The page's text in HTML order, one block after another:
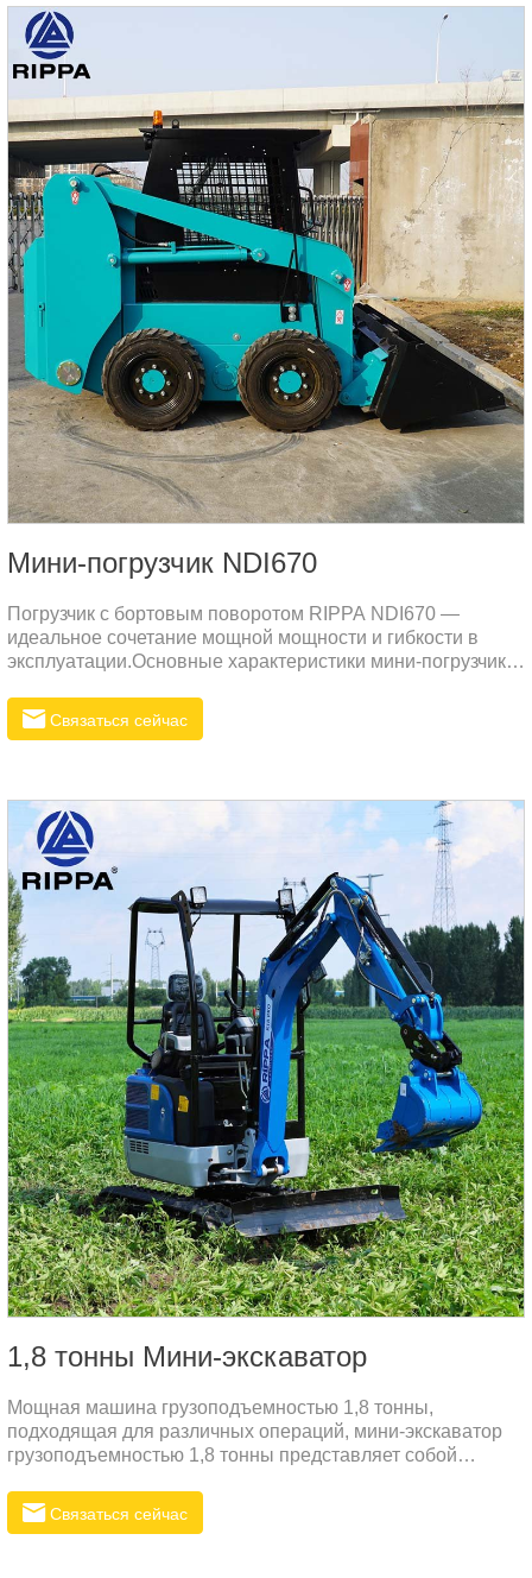
продуктаПараметрЗначениеМОДЕЛЬR330Общий
вес:2000 кгДлина транспортировки 4000 ммШирина
транспортировки1150 ммВысота транспортировки 2850
ммМакс. радиус копания3850 ммМакс. глубина
копания2050 ммМакс. высота копания3300 ммМакс.
Мини-погрузчик NDI670
Погрузчик с бортовым поворотом RIPPA NDI670 —
идеальное сочетание мощной мощности и гибкости в
эксплуатации.Основные характеристики мини-погрузчика
способность: NDI670 оснащен двигателем YANMAR,
который обеспечивает высокую выходную мощность и
Связаться сейчас
1,8 тонны Мини-экскаватор
Мощная машина грузоподъемностью 1,8 тонны,
подходящая для различных операций, мини-экскаватор
грузоподъемностью 1,8 тонны представляет собой
эксплуатации. Его грузоподъемность 1,8 тонны идеально
сочетается с функциями, которые увеличивают дальность
Связаться сейчас